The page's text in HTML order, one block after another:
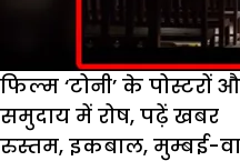
फिल्म ‘टोनी’ के
समुदाय में रोष, पढ़ें खबर
रुस्तम, इकबाल, मुम्बई-